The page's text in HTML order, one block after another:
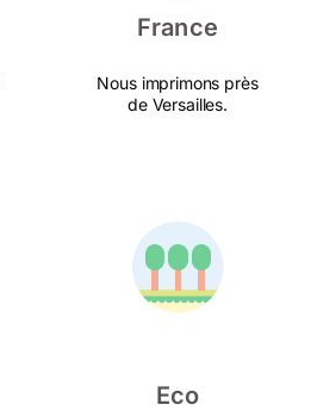
France
Nous imprimons près
de Versailles.
Eco